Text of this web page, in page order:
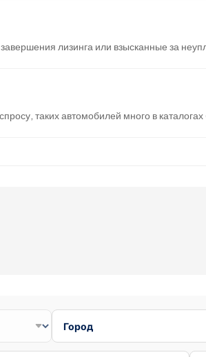
лизинга или взысканные за
таких автомобилей много в каталогах